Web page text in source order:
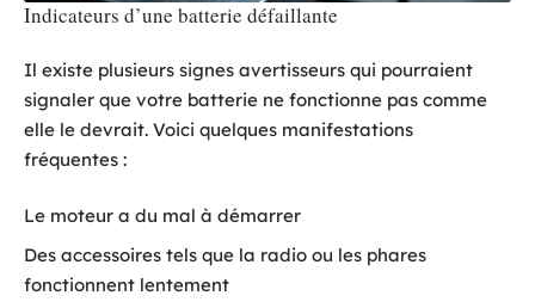
Indicateurs d’une batterie défaillante
Il existe plusieurs signes avertisseurs qui pourraient
signaler que votre batterie ne fonctionne pas comme
elle le devrait. Voici quelques manifestations
fréquentes :
Le moteur a du mal à démarrer
Des accessoires tels que la radio ou les phares
fonctionnent lentement